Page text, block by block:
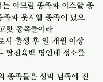
는 아므람 종족과 이스할 종
족과 웃시엘 종족이 났으
핫 종족들이라
서 출생 후 일 개월 이상
팔천육백 명인데 성소를
종족들은 성막 남쪽에 진